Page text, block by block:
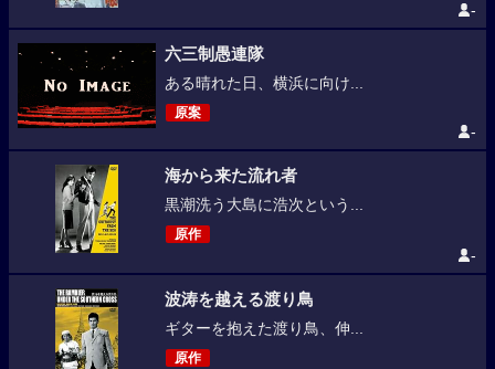
-
六三制愚連隊
ある晴れた日、横浜に向け...
原案
-
海から来た流れ者
黒潮洗う大島に浩次という...
原作
-
波涛を越える渡り鳥
ギターを抱えた渡り鳥、伸...
原作